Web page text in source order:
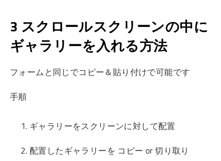
3 スクロールスクリーンの中に
ギャラリーを入れる方法
フォームと同じでコピー＆貼り付けで可能です
手順
ギャラリーをスクリーンに対して配置
配置したギャラリーを コピー or 切り取り